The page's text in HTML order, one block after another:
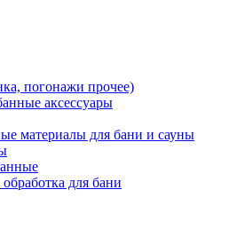
погонажи прочее)
аксессуары
материалы для бани и сауны
для бани